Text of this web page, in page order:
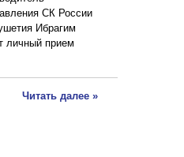
СК России
Ибрагим
личный прием
Читать далее »